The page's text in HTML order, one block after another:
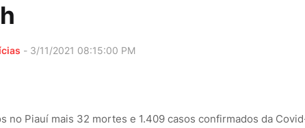
- 3/11/2021 08:15:00 PM
no Piauí mais 32 mortes e 1.409 casos confirmados da